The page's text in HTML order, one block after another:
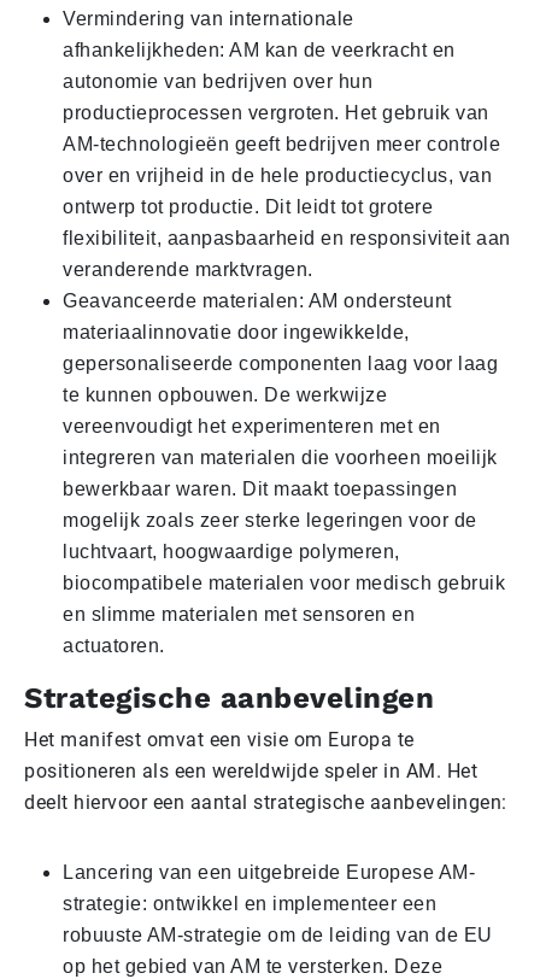
Vermindering van internationale
afhankelijkheden: AM kan de veerkracht en
autonomie van bedrijven over hun
productieprocessen vergroten. Het gebruik van
AM-technologieën geeft bedrijven meer controle
over en vrijheid in de hele productiecyclus, van
ontwerp tot productie. Dit leidt tot grotere
flexibiliteit, aanpasbaarheid en responsiviteit aan
veranderende marktvragen.
Geavanceerde materialen: AM ondersteunt
materiaalinnovatie door ingewikkelde,
gepersonaliseerde componenten laag voor laag
te kunnen opbouwen. De werkwijze
vereenvoudigt het experimenteren met en
integreren van materialen die voorheen moeilijk
bewerkbaar waren. Dit maakt toepassingen
mogelijk zoals zeer sterke legeringen voor de
luchtvaart, hoogwaardige polymeren,
biocompatibele materialen voor medisch gebruik
en slimme materialen met sensoren en
actuatoren.
Strategische aanbevelingen
Het manifest omvat een visie om Europa te
positioneren als een wereldwijde speler in AM. Het
deelt hiervoor een aantal strategische aanbevelingen:
Lancering van een uitgebreide Europese AM-
strategie: ontwikkel en implementeer een
robuuste AM-strategie om de leiding van de EU
op het gebied van AM te versterken. Deze